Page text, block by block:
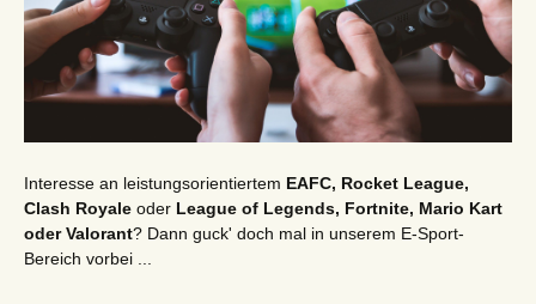
Interesse an leistungsorientiertem EAFC, Rocket League,
Clash Royale oder League of Legends, Fortnite, Mario Kart
oder Valorant? Dann guck' doch mal in unserem E-Sport-
Bereich vorbei ...